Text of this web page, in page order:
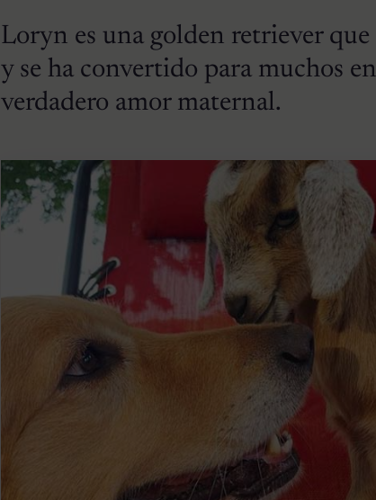
Loryn es una golden retriever que
y se ha convertido para muchos
verdadero amor maternal.